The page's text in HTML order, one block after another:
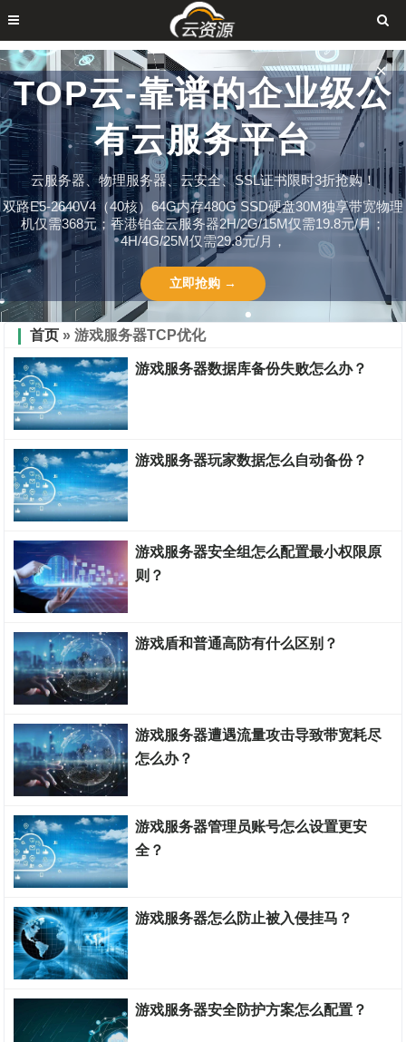
TOP云-靠谱的企业级公
有云服务平台
云服务器、物理服务器、云安全、SSL证书限时3折抢购！
双路E5-2640V4（40核）64G内存480G SSD硬盘30M独享带宽物理
机仅需368元；香港铂金云服务器2H/2G/15M仅需19.8元/月；
4H/4G/25M仅需29.8元/月，
立即抢购 →
✕
首页 » 游戏服务器TCP优化
游戏服务器数据库备份失败怎么办？
游戏服务器玩家数据怎么自动备份？
游戏服务器安全组怎么配置最小权限原
则？
游戏盾和普通高防有什么区别？
游戏服务器遭遇流量攻击导致带宽耗尽
怎么办？
游戏服务器管理员账号怎么设置更安
全？
游戏服务器怎么防止被入侵挂马？
游戏服务器安全防护方案怎么配置？